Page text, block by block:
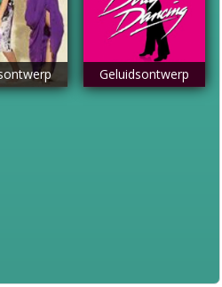
Geluidsontwerp